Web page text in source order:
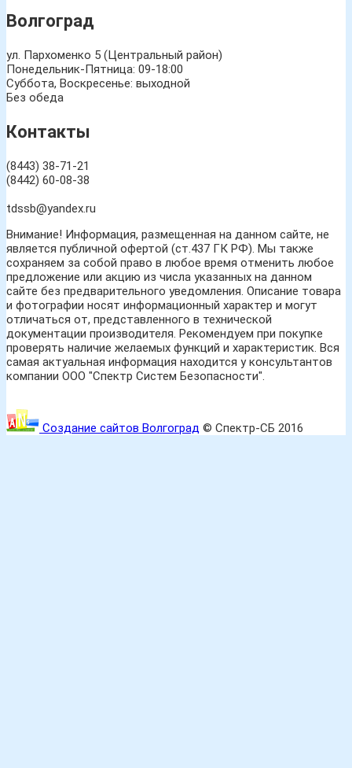
Волгоград
ул. Пархоменко 5 (Центральный район)
Понедельник-Пятница: 09-18:00
Суббота, Воскресенье: выходной
Без обеда
Контакты
(8443) 38-71-21
(8442) 60-08-38
tdssb@yandex.ru
Внимание! Информация, размещенная на данном сайте, не
является публичной офертой (ст.437 ГК РФ). Мы также
сохраняем за собой право в любое время отменить любое
предложение или акцию из числа указанных на данном
сайте без предварительного уведомления. Описание товара
и фотографии носят информационный характер и могут
отличаться от, представленного в технической
документации производителя. Рекомендуем при покупке
проверять наличие желаемых функций и характеристик. Вся
самая актуальная информация находится у консультантов
компании ООО "Спектр Систем Безопасности".
Создание сайтов Волгоград © Спектр-СБ 2016